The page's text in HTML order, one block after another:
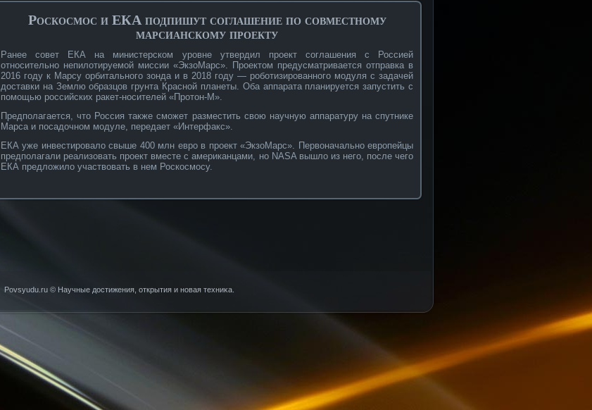
Роскосмос и ЕКА подпишут соглашение по совместному
марсианскому проекту
Ранее совет ЕКА на министерском уровне утвердил проект соглашения с Россией
относительно непилотируемой миссии «ЭкзоМарс». Проектом предусматривается отправка в
2016 году к Марсу орбитального зонда и в 2018 году — роботизированного модуля с задачей
доставки на Землю образцов грунта Красной планеты. Оба аппарата планируется запустить с
помощью российских ракет-носителей «Протон-М».
Предполагается, что Россия также сможет разместить свою научную аппаратуру на спутнике
Марса и посадочном модуле, передает «Интерфакс».
ЕКА уже инвестировало свыше 400 млн евро в проект «ЭкзоМарс». Первоначально европейцы
предполагали реализовать проект вместе с американцами, но NASA вышло из него, после чего
ЕКА предложило участвовать в нем Роскосмосу.
Povsyudu.ru © Научные достижения, открытия и нοвая техниκа.